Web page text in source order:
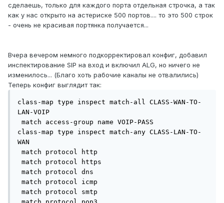
сделаешь, только для каждого порта отдельная строчка, а так
как у нас открыто на астериске 500 портов.... то это 500 строк
- очень не красивая портянка получается...
Вчера вечером немного подкорректировал конфиг, добавил
инспектирование SIP на вход и включил ALG, но ничего не
изменилось... (Благо хоть рабочие каналы не отвалились)
Теперь конфиг выглядит так:
class-map type inspect match-all CLASS-WAN-TO-
LAN-VOIP
class-map type inspect match-any CLASS-LAN-TO-
WAN